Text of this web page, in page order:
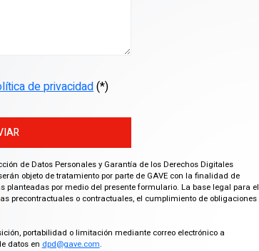
de privacidad(*)
de Datos Personales y Garantía de los Derechos Digitales
objeto de tratamiento por parte de GAVE con la finalidad de
por medio del presente formulario. La base legal para el
precontractuales o contractuales, el cumplimiento de obligaciones
portabilidad o limitación mediante correo electrónico a
datos en dpd@gave.com.